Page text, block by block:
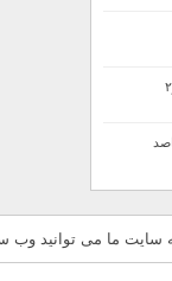
ما می توانید وب